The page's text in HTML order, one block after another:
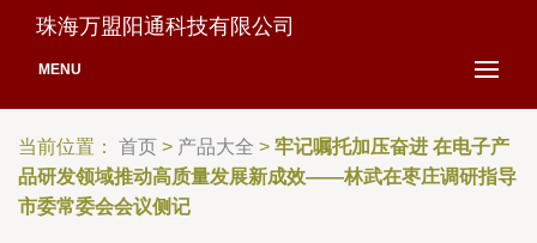
珠海万盟阳通科技有限公司
MENU
当前位置： 首页 > 产品大全 > 牢记嘱托加压奋进 在电子产
品研发领域推动高质量发展新成效——林武在枣庄调研指导
市委常委会会议侧记